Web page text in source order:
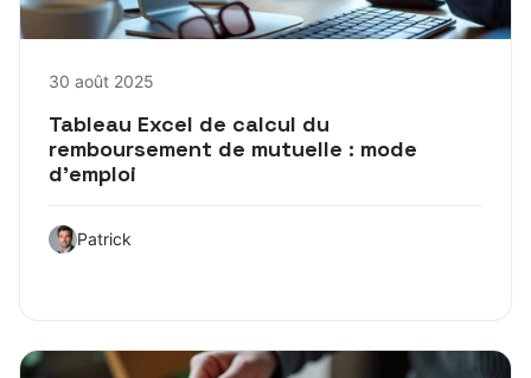
30 août 2025
Tableau Excel de calcul du
remboursement de mutuelle : mode
d’emploi
Patrick